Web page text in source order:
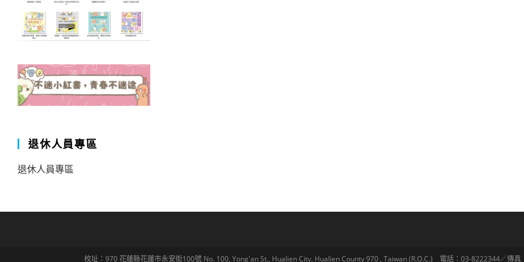
退休人員專區
退休人員專區
校址：970 花蓮縣花蓮市永安街100號 No. 100, Yong'an St., Hualien City, Hualien County 970 , Taiwan (R.O.C.) 電話：03-8222344／傳